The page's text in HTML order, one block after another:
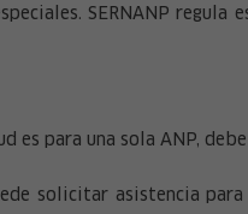
SERNANP regula
es para una sola ANP,
solicitar asistencia